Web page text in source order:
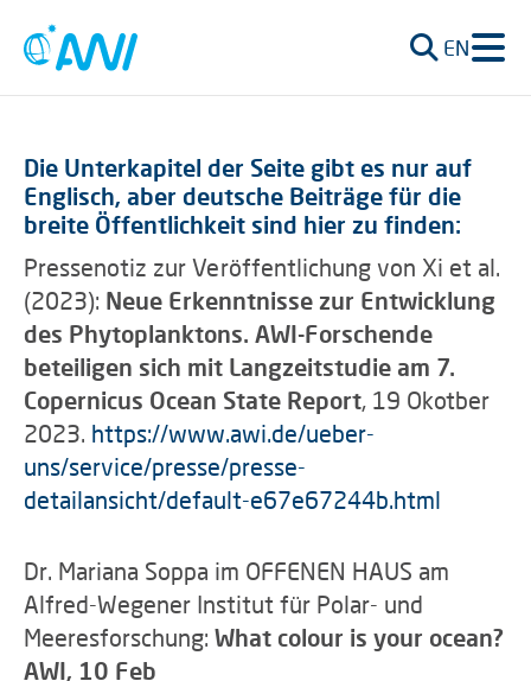
EN
Die Unterkapitel der Seite gibt es nur auf
Englisch, aber deutsche Beiträge für die
breite Öffentlichkeit sind hier zu finden:
Pressenotiz zur Veröffentlichung von Xi et al.
(2023): Neue Erkenntnisse zur Entwicklung
des Phytoplanktons. AWI-Forschende
beteiligen sich mit Langzeitstudie am 7.
Copernicus Ocean State Report, 19 Okotber
2023. https://www.awi.de/ueber-
uns/service/presse/presse-
detailansicht/default-e67e67244b.html
Dr. Mariana Soppa im OFFENEN HAUS am
Alfred-Wegener Institut für Polar- und
Meeresforschung: What colour is your ocean?
AWI, 10 Feb